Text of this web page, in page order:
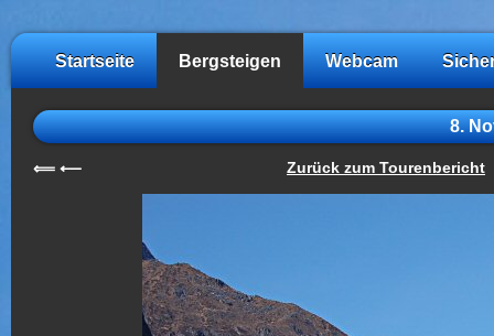
Startseite Bergsteigen Webcam
8.
⟸ ⟵ Zurück zum Tourenbericht